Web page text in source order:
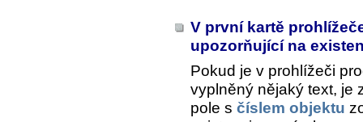
V první kartě
upozorňující na
Pokud je v prohlížeči
vyplněný nějaký text, je
pole s číslem objektu